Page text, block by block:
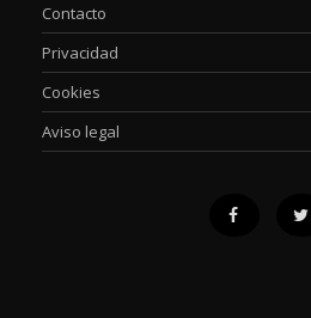
Contacto
Privacidad
Cookies
Aviso legal